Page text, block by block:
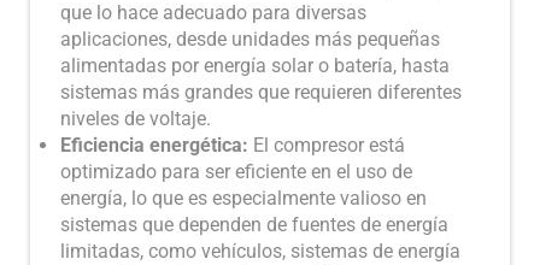
que lo hace adecuado para diversas
aplicaciones, desde unidades más pequeñas
alimentadas por energía solar o batería, hasta
sistemas más grandes que requieren diferentes
niveles de voltaje.
Eficiencia energética: El compresor está
optimizado para ser eficiente en el uso de
energía, lo que es especialmente valioso en
sistemas que dependen de fuentes de energía
limitadas, como vehículos, sistemas de energía